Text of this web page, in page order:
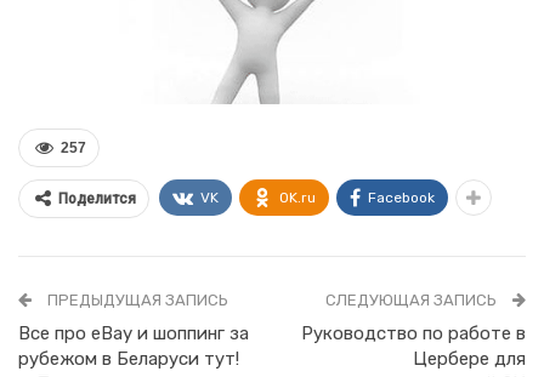
257
Поделится VK OK.ru Facebook
ПРЕДЫДУЩАЯ ЗАПИСЬ
Все про eBay и шоппинг за
рубежом в Беларуси тут!
СЛЕДУЮЩАЯ ЗАПИСЬ
Руководство по работе в
Цербере для